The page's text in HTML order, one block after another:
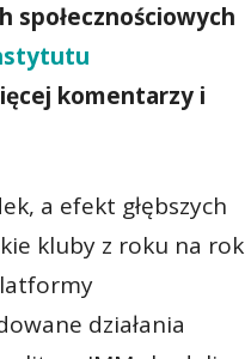
społecznościowych
komentarzy i
a efekt głębszych
kluby z roku na rok
działania